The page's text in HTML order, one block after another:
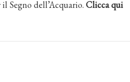
Segno dell’Acquario. Clicca qui